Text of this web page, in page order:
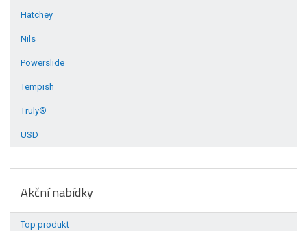
Hatchey
Nils
Powerslide
Tempish
Truly®
USD
Akční nabídky
Top produkt